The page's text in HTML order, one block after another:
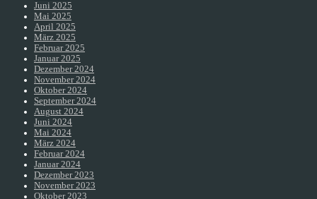
Juni 2025
Mai 2025
April 2025
März 2025
Februar 2025
Januar 2025
Dezember 2024
November 2024
Oktober 2024
September 2024
August 2024
Juni 2024
Mai 2024
März 2024
Februar 2024
Januar 2024
Dezember 2023
November 2023
Oktober 2023